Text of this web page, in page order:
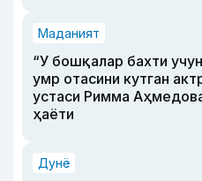
Маданият
“У бошқалар бахти
умр отасини кутган
устаси Римма
ҳаёти
Дунё